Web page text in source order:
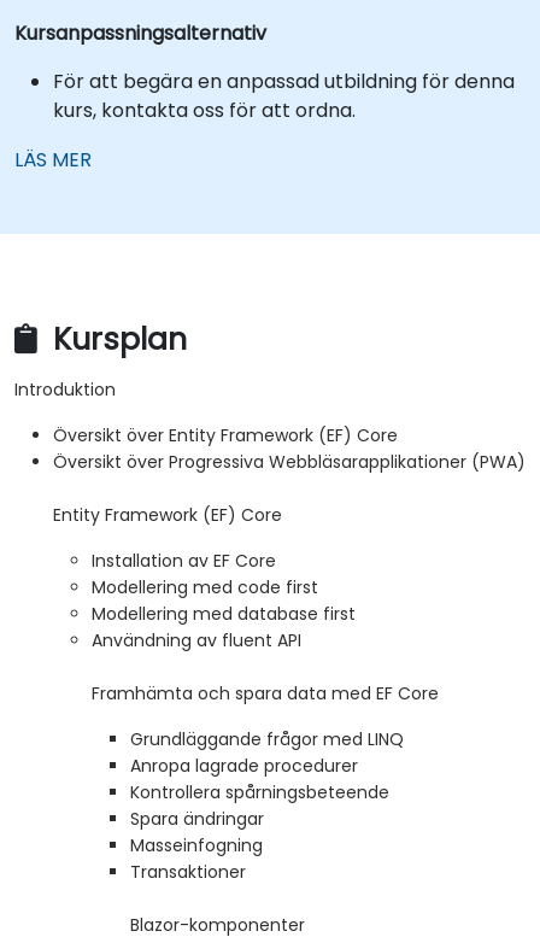
Kursanpassningsalternativ
För att begära en anpassad utbildning för denna
kurs, kontakta oss för att ordna.
LÄS MER
Kursplan
Introduktion
Översikt över Entity Framework (EF) Core
Översikt över Progressiva Webbläsarapplikationer (PWA)
Entity Framework (EF) Core
Installation av EF Core
Modellering med code first
Modellering med database first
Användning av fluent API
Framhämta och spara data med EF Core
Grundläggande frågor med LINQ
Anropa lagrade procedurer
Kontrollera spårningsbeteende
Spara ändringar
Masseinfogning
Transaktioner
Blazor-komponenter